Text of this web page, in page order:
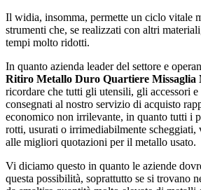
Il widia, insomma, permette un ciclo vitale
strumenti che, se realizzati con altri
tempi molto ridotti.
In quanto azienda leader del settore e
Ritiro Metallo Duro Quartiere Missaglia
ricordare che tutti gli utensili, gli accessori
consegnati al nostro servizio di acquisto
economico non irrilevante, in quanto tutti i
rotti, usurati o irrimediabilmente scheggiati,
alle migliori quotazioni per il metallo usato.
Vi diciamo questo in quanto le aziende
questa possibilità, soprattutto se si trovano